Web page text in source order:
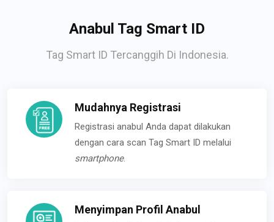
Anabul Tag Smart ID
Tag Smart ID Tercanggih Di Indonesia.
Mudahnya Registrasi
Registrasi anabul Anda dapat dilakukan
dengan cara scan Tag Smart ID melalui
smartphone.
Menyimpan Profil Anabul